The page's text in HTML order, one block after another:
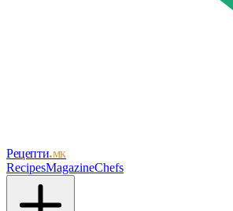
Рецепти.мк
RecipesMagazineChefs